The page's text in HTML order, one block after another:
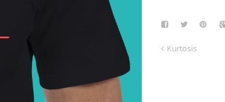
Kurtosis